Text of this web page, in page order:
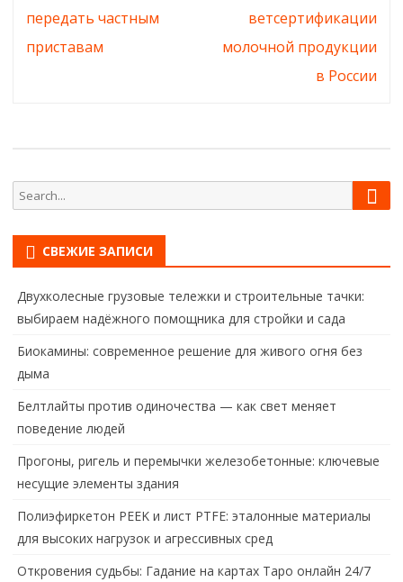
записям
передать частным
приставам
ветсертификации
молочной продукции
в России
Search
for:
СВЕЖИЕ ЗАПИСИ
Двухколесные грузовые тележки и строительные тачки:
выбираем надёжного помощника для стройки и сада
Биокамины: современное решение для живого огня без
дыма
Белтлайты против одиночества — как свет меняет
поведение людей
Прогоны, ригель и перемычки железобетонные: ключевые
несущие элементы здания
Полиэфиркетон PEEK и лист PTFE: эталонные материалы
для высоких нагрузок и агрессивных сред
Откровения судьбы: Гадание на картах Таро онлайн 24/7